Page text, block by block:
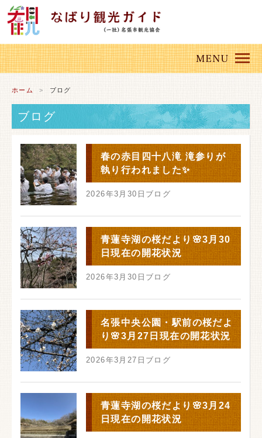
ホーム ブログ
ブログ
春の赤目四十八滝 滝参りが
執り行われました✨
2026年3月30日 ブログ
青蓮寺湖の桜だより🌸3月30
日現在の開花状況
2026年3月30日 ブログ
名張中央公園・駅前の桜だよ
り🌸3月27日現在の開花状況
2026年3月27日 ブログ
青蓮寺湖の桜だより🌸3月24
日現在の開花状況